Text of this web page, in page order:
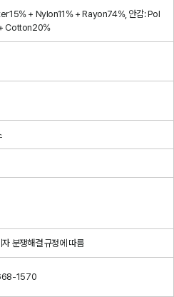
+ Nylon11% + Rayon74%, 안감: Pol
Cotton20%
분쟁해결 규정에 따름
1570